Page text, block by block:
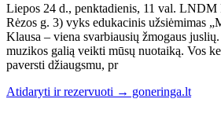
Liepos 24 d., penktadienis, 11 val. LNDM
Rėzos g. 3) vyks edukacinis užsiėmimas
Klausa – viena svarbiausių žmogaus
muzikos galią veikti mūsų nuotaiką. Vos
paversti džiaugsmu, pr
Atidaryti ir rezervuoti → goneringa.lt